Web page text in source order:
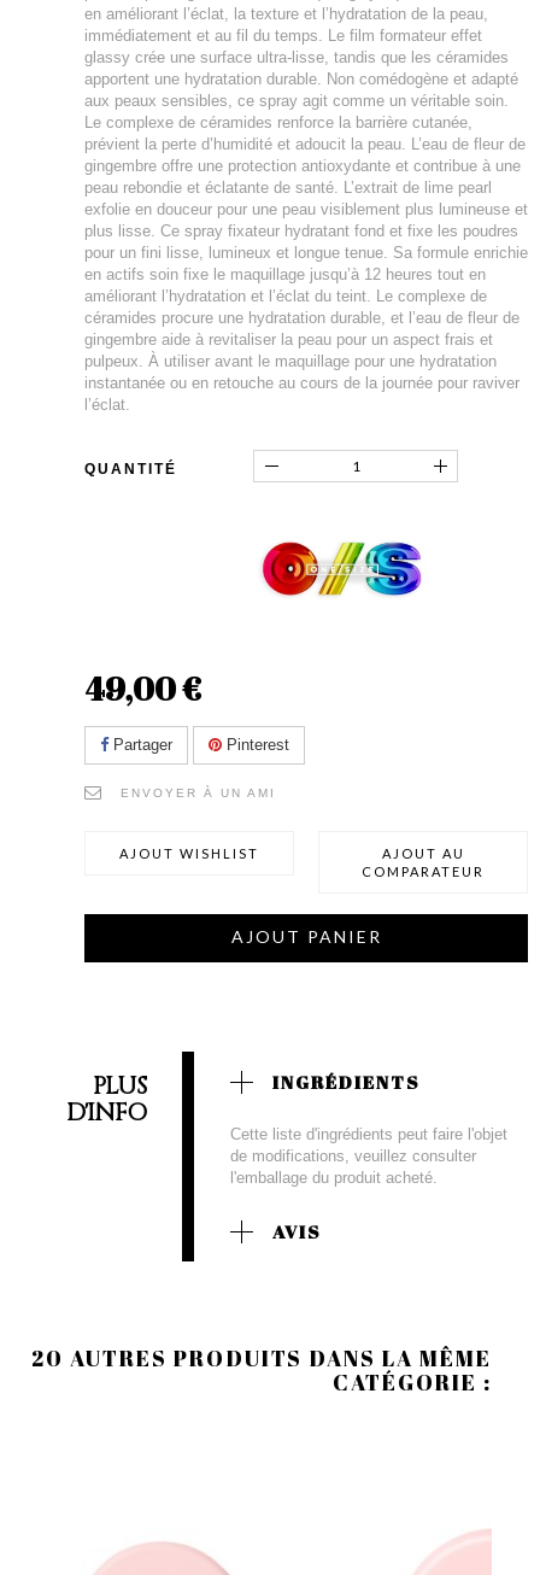
en améliorant l’éclat, la texture et l’hydratation de la peau,
immédiatement et au fil du temps. Le film formateur effet
glassy crée une surface ultra-lisse, tandis que les céramides
apportent une hydratation durable. Non comédogène et adapté
aux peaux sensibles, ce spray agit comme un véritable soin.
Le complexe de céramides renforce la barrière cutanée,
prévient la perte d’humidité et adoucit la peau. L’eau de fleur de
gingembre offre une protection antioxydante et contribue à une
peau rebondie et éclatante de santé. L’extrait de lime pearl
exfolie en douceur pour une peau visiblement plus lumineuse et
plus lisse. Ce spray fixateur hydratant fond et fixe les poudres
pour un fini lisse, lumineux et longue tenue. Sa formule enrichie
en actifs soin fixe le maquillage jusqu’à 12 heures tout en
améliorant l’hydratation et l’éclat du teint. Le complexe de
céramides procure une hydratation durable, et l’eau de fleur de
gingembre aide à revitaliser la peau pour un aspect frais et
pulpeux. À utiliser avant le maquillage pour une hydratation
instantanée ou en retouche au cours de la journée pour raviver
l’éclat.
QUANTITÉ
49,00 €
Partager Pinterest
ENVOYER À UN AMI
AJOUT WISHLIST
AJOUT AU
COMPARATEUR
AJOUT PANIER
PLUS
D'INFO
INGRÉDIENTS
Cette liste d'ingrédients peut faire l'objet
de modifications, veuillez consulter
l'emballage du produit acheté.
AVIS
20 AUTRES PRODUITS DANS LA MÊME
CATÉGORIE :